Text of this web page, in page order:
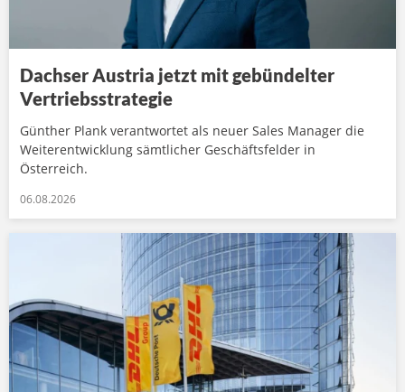
Dachser Austria jetzt mit gebündelter
Vertriebsstrategie
Günther Plank verantwortet als neuer Sales Manager die
Weiterentwicklung sämtlicher Geschäftsfelder in
Österreich.
06.08.2026